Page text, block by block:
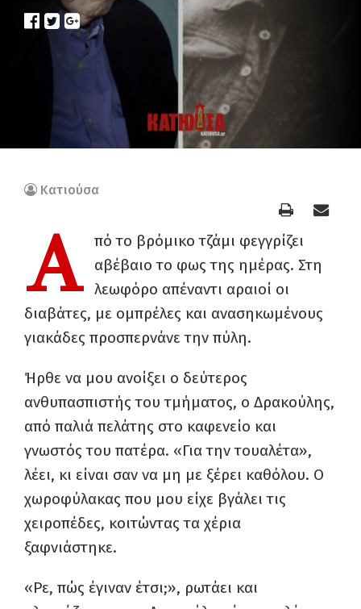
Κατιούσα
Α
πό το βρόμικο τζάμι φεγγρίζει
αβέβαιο το φως της ημέρας. Στη
λεωφόρο απέναντι αραιοί οι
διαβάτες, με ομπρέλες και ανασηκωμένους
γιακάδες προσπερνάνε την πύλη.
Ήρθε να μου ανοίξει ο δεύτερος
ανθυπασπιστής του τμήματος, ο Δρακούλης,
από παλιά πελάτης στο καφενείο και
γνωστός του πατέρα. «Για την τουαλέτα»,
λέει, κι είναι σαν να μη με ξέρει καθόλου. Ο
χωροφύλακας που μου είχε βγάλει τις
χειροπέδες, κοιτώντας τα χέρια
ξαφνιάστηκε.
«Ρε, πώς έγιναν έτσι;», ρωτάει και